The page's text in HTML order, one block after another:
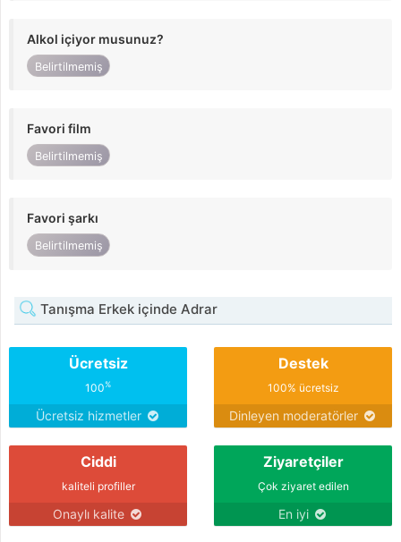
Alkol içiyor musunuz?
Belirtilmemiş
Favori film
Belirtilmemiş
Favori şarkı
Belirtilmemiş
Tanışma Erkek içinde Adrar
Ücretsiz
100%
Ücretsiz hizmetler
Destek
100% ücretsiz
Dinleyen moderatörler
Ciddi
kaliteli profiller
Onaylı kalite
Ziyaretçiler
Çok ziyaret edilen
En iyi